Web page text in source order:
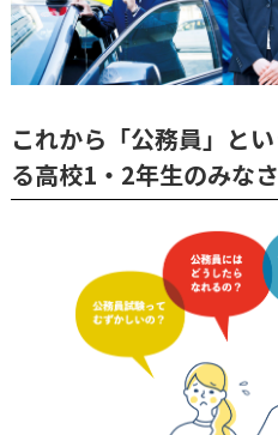
これから「公務員」と
る高校1・2年生のみな